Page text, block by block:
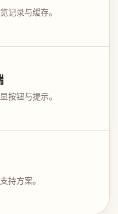
记录与缓存。
按钮与提示。
持方案。